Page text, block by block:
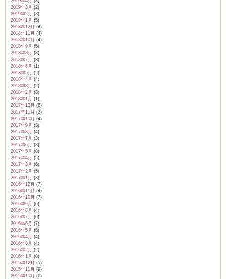
2019年3月 (2)
2019年2月 (3)
2019年1月 (5)
2018年12月 (4)
2018年11月 (4)
2018年10月 (4)
2018年9月 (5)
2018年8月 (3)
2018年7月 (3)
2018年6月 (1)
2018年5月 (2)
2018年4月 (4)
2018年3月 (2)
2018年2月 (3)
2018年1月 (1)
2017年12月 (6)
2017年11月 (2)
2017年10月 (4)
2017年9月 (3)
2017年8月 (4)
2017年7月 (3)
2017年6月 (3)
2017年5月 (8)
2017年4月 (5)
2017年3月 (6)
2017年2月 (5)
2017年1月 (3)
2016年12月 (7)
2016年11月 (4)
2016年10月 (7)
2016年9月 (6)
2016年8月 (4)
2016年7月 (6)
2016年6月 (7)
2016年5月 (6)
2016年4月 (4)
2016年3月 (4)
2016年2月 (2)
2016年1月 (8)
2015年12月 (5)
2015年11月 (9)
2015年10月 (6)